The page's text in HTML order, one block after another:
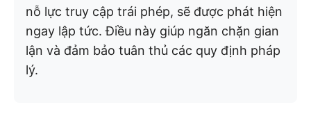
nỗ lực truy cập trái phép, sẽ được phát hiện
ngay lập tức. Điều này giúp ngăn chặn gian
lận và đảm bảo tuân thủ các quy định pháp
lý.